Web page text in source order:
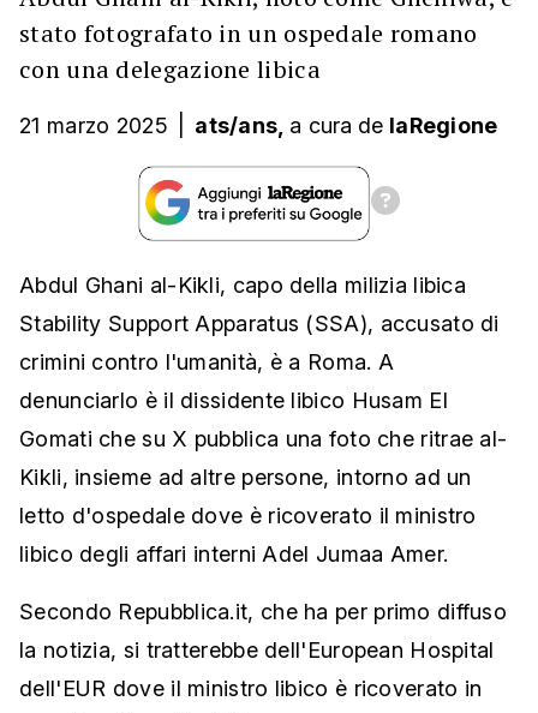
stato fotografato in un ospedale romano
con una delegazione libica
21 marzo 2025 ats/ans, a cura de laRegione
Abdul Ghani al-Kikli, capo della milizia libica
Stability Support Apparatus (SSA), accusato di
crimini contro l'umanità, è a Roma. A
denunciarlo è il dissidente libico Husam El
Gomati che su X pubblica una foto che ritrae al-
Kikli, insieme ad altre persone, intorno ad un
letto d'ospedale dove è ricoverato il ministro
libico degli affari interni Adel Jumaa Amer.
Secondo Repubblica.it, che ha per primo diffuso
la notizia, si tratterebbe dell'European Hospital
dell'EUR dove il ministro libico è ricoverato in